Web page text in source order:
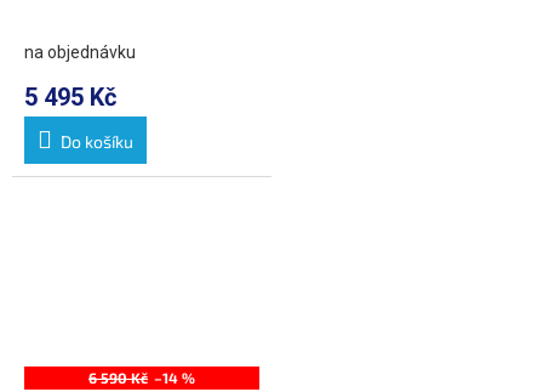
na objednávku
5 495 Kč
Do košíku
6 590 Kč –14 %